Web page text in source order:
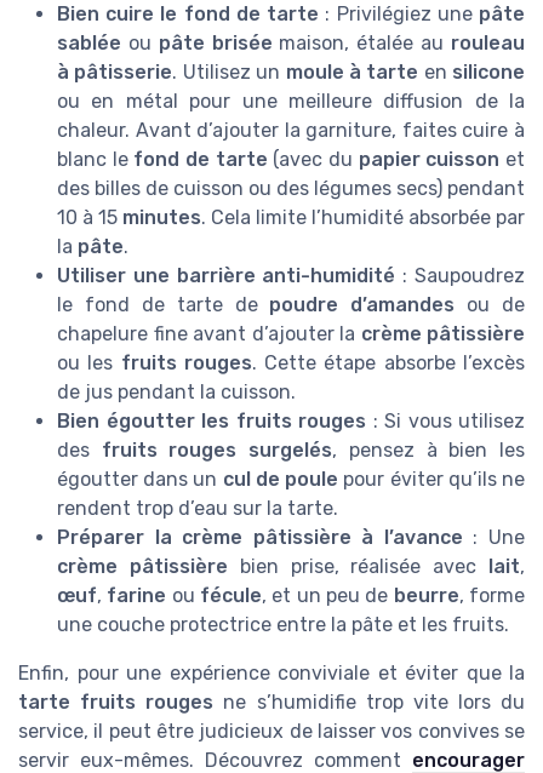
Bien cuire le fond de tarte : Privilégiez une pâte
sablée ou pâte brisée maison, étalée au rouleau
à pâtisserie. Utilisez un moule à tarte en silicone
ou en métal pour une meilleure diffusion de la
chaleur. Avant d’ajouter la garniture, faites cuire à
blanc le fond de tarte (avec du papier cuisson et
des billes de cuisson ou des légumes secs) pendant
10 à 15 minutes. Cela limite l’humidité absorbée par
la pâte.
Utiliser une barrière anti-humidité : Saupoudrez
le fond de tarte de poudre d’amandes ou de
chapelure fine avant d’ajouter la crème pâtissière
ou les fruits rouges. Cette étape absorbe l’excès
de jus pendant la cuisson.
Bien égoutter les fruits rouges : Si vous utilisez
des fruits rouges surgelés, pensez à bien les
égoutter dans un cul de poule pour éviter qu’ils ne
rendent trop d’eau sur la tarte.
Préparer la crème pâtissière à l’avance : Une
crème pâtissière bien prise, réalisée avec lait,
œuf, farine ou fécule, et un peu de beurre, forme
une couche protectrice entre la pâte et les fruits.
Enfin, pour une expérience conviviale et éviter que la
tarte fruits rouges ne s’humidifie trop vite lors du
service, il peut être judicieux de laisser vos convives se
servir eux-mêmes. Découvrez comment encourager